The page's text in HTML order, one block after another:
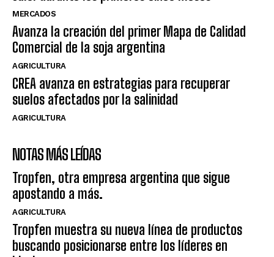
MERCADOS
Avanza la creación del primer Mapa de Calidad
Comercial de la soja argentina
AGRICULTURA
CREA avanza en estrategias para recuperar
suelos afectados por la salinidad
AGRICULTURA
NOTAS MÁS LEÍDAS
Tropfen, otra empresa argentina que sigue
apostando a más.
AGRICULTURA
Tropfen muestra su nueva línea de productos
buscando posicionarse entre los líderes en